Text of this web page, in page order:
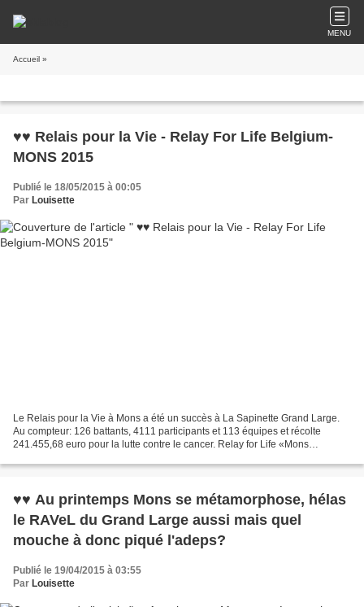
MENU
Accueil »
♥♥ Relais pour la Vie - Relay For Life Belgium-
MONS 2015
Publié le 18/05/2015 à 00:05
Par Louisette
Le Relais pour la Vie à Mons a été un succès à La Sapinette Grand Large.
Au compteur: 126 battants, 4111 participants et 113 équipes et récolte
241.455,68 euro pour la lutte contre le cancer. Relay for Life «Mons
♥♥ Au printemps Mons se métamorphose, hélas
le RAVeL du Grand Large aussi mais quel
mouche à donc piqué l'adeps?
Publié le 19/04/2015 à 03:55
Par Louisette